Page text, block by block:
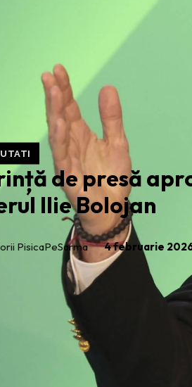
de presă
Ilie Bolojan
PisicaPeSarma 4 februarie